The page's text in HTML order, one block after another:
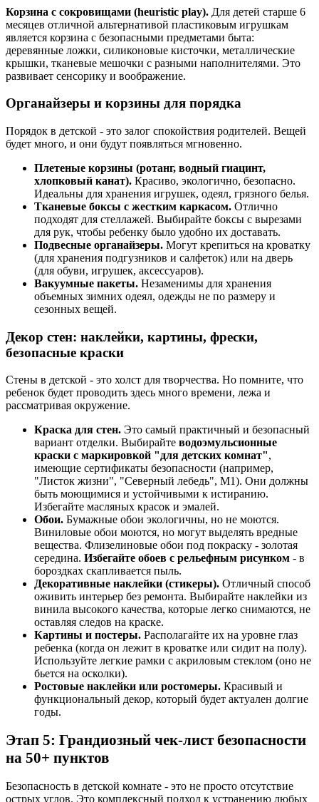
Корзина с сокровищами (heuristic play). Для детей старше 6
месяцев отличной альтернативой пластиковым игрушкам
является корзина с безопасными предметами быта:
деревянные ложки, силиконовые кисточки, металлические
крышки, тканевые мешочки с разными наполнителями. Это
развивает сенсорику и воображение.
Органайзеры и корзины для порядка
Порядок в детской - это залог спокойствия родителей. Вещей
будет много, и они будут появляться мгновенно.
Плетеные корзины (ротанг, водный гиацинт,
хлопковый канат). Красиво, экологично, безопасно.
Идеальны для хранения игрушек, одеял, грязного белья.
Тканевые боксы с жестким каркасом. Отлично
подходят для стеллажей. Выбирайте боксы с вырезами
для рук, чтобы ребенку было удобно их доставать.
Подвесные органайзеры. Могут крепиться на кроватку
(для хранения подгузников и салфеток) или на дверь
(для обуви, игрушек, аксессуаров).
Вакуумные пакеты. Незаменимы для хранения
объемных зимних одеял, одежды не по размеру и
сезонных вещей.
Декор стен: наклейки, картины, фрески,
безопасные краски
Стены в детской - это холст для творчества. Но помните, что
ребенок будет проводить здесь много времени, лежа и
рассматривая окружение.
Краска для стен. Это самый практичный и безопасный
вариант отделки. Выбирайте водоэмульсионные
краски с маркировкой "для детских комнат",
имеющие сертификаты безопасности (например,
"Листок жизни", "Северный лебедь", M1). Они должны
быть моющимися и устойчивыми к истиранию.
Избегайте масляных красок и эмалей.
Обои. Бумажные обои экологичны, но не моются.
Виниловые обои моются, но могут выделять вредные
вещества. Флизелиновые обои под покраску - золотая
середина. Избегайте обоев с рельефным рисунком - в
бороздках скапливается пыль.
Декоративные наклейки (стикеры). Отличный способ
оживить интерьер без ремонта. Выбирайте наклейки из
винила высокого качества, которые легко снимаются, не
оставляя следов на краске.
Картины и постеры. Располагайте их на уровне глаз
ребенка (когда он лежит в кроватке или сидит на полу).
Используйте легкие рамки с акриловым стеклом (оно не
бьется на осколки).
Ростовые наклейки или ростомеры. Красивый и
функциональный декор, который будет актуален долгие
годы.
Этап 5: Грандиозный чек-лист безопасности
на 50+ пунктов
Безопасность в детской комнате - это не просто отсутствие
острых углов. Это комплексный подход к устранению любых